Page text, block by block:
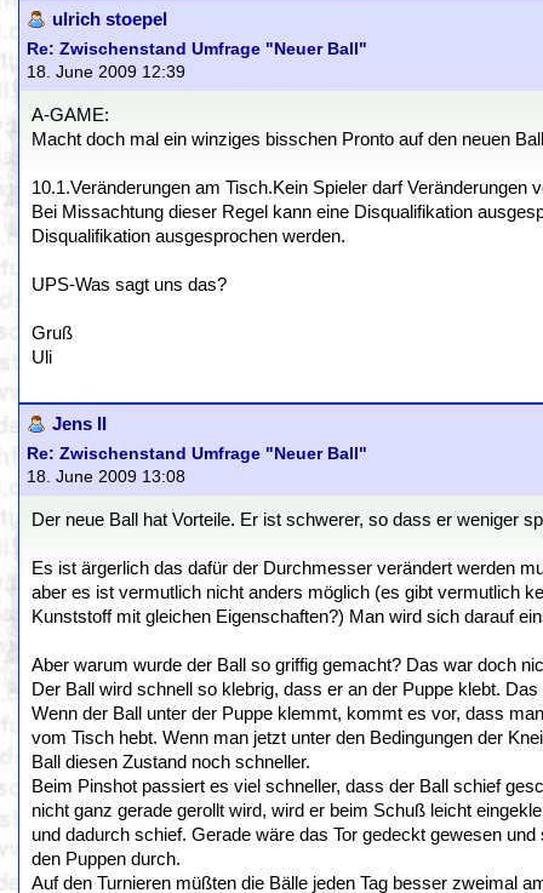
ulrich stoepel
Re: Zwischenstand Umfrage "Neuer Ball"
18. June 2009 12:39
A-GAME:
Macht doch mal ein winziges bisschen Pronto auf den neuen
10.1.Veränderungen am Tisch.Kein Spieler darf
Bei Missachtung dieser Regel kann eine Disqualifikation
Disqualifikation ausgesprochen werden.
UPS-Was sagt uns das?
Gruß
Uli
Jens II
Re: Zwischenstand Umfrage "Neuer Ball"
18. June 2009 13:08
Der neue Ball hat Vorteile. Er ist schwerer, so dass er weniger
Es ist ärgerlich das dafür der Durchmesser verändert werden
aber es ist vermutlich nicht anders möglich (es gibt vermutlich
Kunststoff mit gleichen Eigenschaften?) Man wird sich darauf
Aber warum wurde der Ball so griffig gemacht? Das war doch
Der Ball wird schnell so klebrig, dass er an der Puppe klebt.
Wenn der Ball unter der Puppe klemmt, kommt es vor, dass
vom Tisch hebt. Wenn man jetzt unter den Bedingungen der
Ball diesen Zustand noch schneller.
Beim Pinshot passiert es viel schneller, dass der Ball schief
nicht ganz gerade gerollt wird, wird er beim Schuß leicht
und dadurch schief. Gerade wäre das Tor gedeckt gewesen
den Puppen durch.
Auf den Turnieren müßten die Bälle jeden Tag besser zweimal